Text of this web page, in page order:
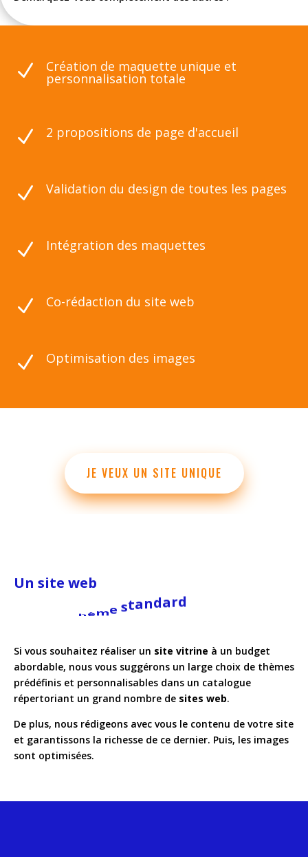
N Création de maquette unique et
personnalisation totale
N 2 propositions de page d'accueil
N Validation du design de toutes les pages
N Intégration des maquettes
N Co-rédaction du site web
N Optimisation des images
JE VEUX UN SITE UNIQUE
Un site web
standard
Si vous souhaitez réaliser un site vitrine à un budget
abordable, nous vous suggérons un large choix de thèmes
prédéfinis et personnalisables dans un catalogue
répertoriant un grand nombre de sites web.
De plus, nous rédigeons avec vous le contenu de votre site
et garantissons la richesse de ce dernier. Puis, les images
sont optimisées.